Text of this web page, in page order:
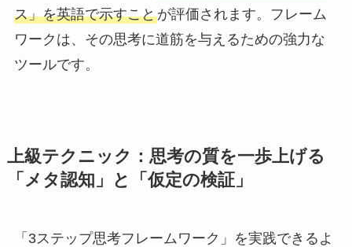
ス」を英語で示すことが評価されます。フレーム
ワークは、その思考に道筋を与えるための強力な
ツールです。
上級テクニック：思考の質を一歩上げる
「メタ認知」と「仮定の検証」
「3ステップ思考フレームワーク」を実践できるよ